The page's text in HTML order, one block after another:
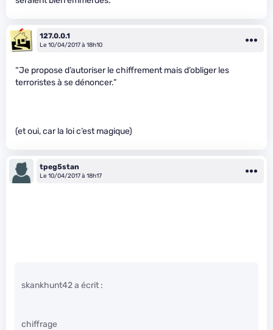
127.0.0.1
Le 10/04/2017 à 18h10
“Je propose d’autoriser le chiffrement mais d’obliger les
terroristes à se dénoncer.”
(et oui, car la loi c’est magique)
tpeg5stan
Le 10/04/2017 à 18h17
skankhunt42 a écrit :
chiffrage